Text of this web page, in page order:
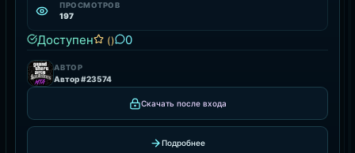
ПРОСМОТРОВ
197
Доступен () 0
АВТОР
Автор #23574
Скачать после входа
Подробнее
СКАЧАТЬ РАБОТЫ ДЛЯ MTA СЕРВЕРА